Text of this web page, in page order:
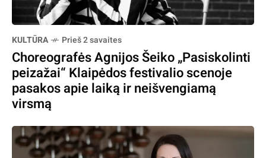
KULTŪRA Prieš 2 savaites
Choreografės Agnijos Šeiko „Pasiskolinti
peizažai“ Klaipėdos festivalio scenoje
pasakos apie laiką ir neišvengiamą
virsmą